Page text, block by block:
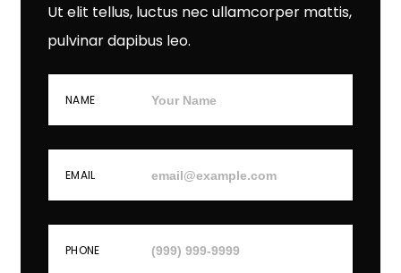
Ut elit tellus, luctus nec ullamcorper mattis,
pulvinar dapibus leo.
NAME
EMAIL
PHONE